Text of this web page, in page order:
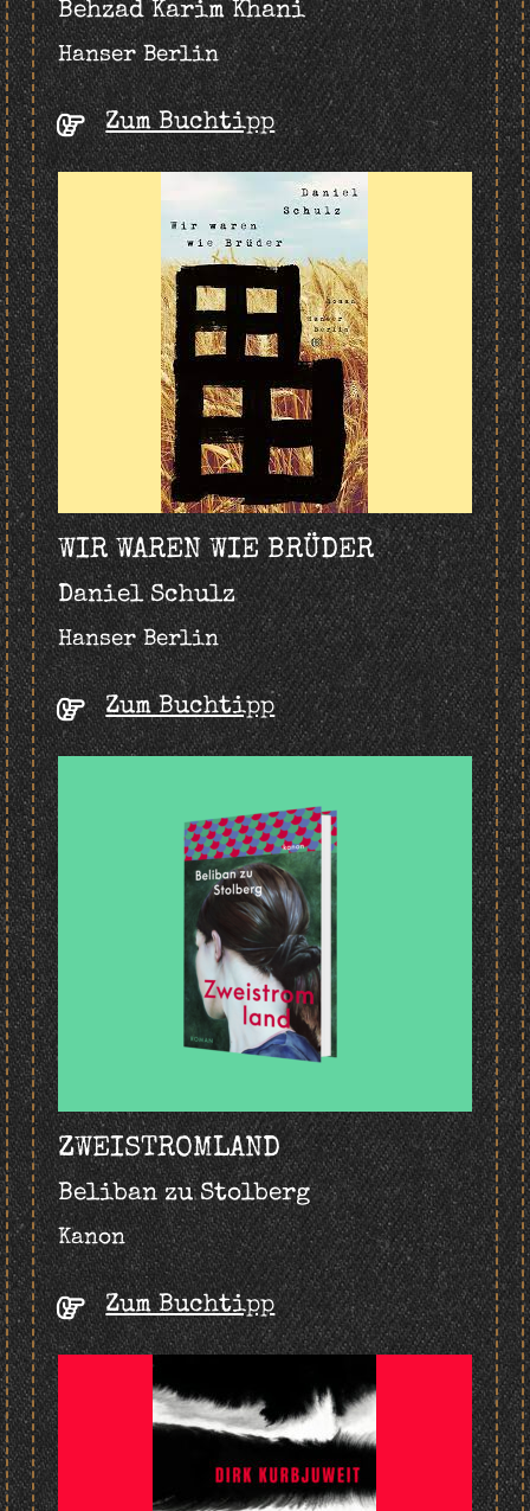
Behzad Karim Khani
Hanser Berlin
Zum Buchtipp
WIR WAREN WIE BRÜDER
Daniel Schulz
Hanser Berlin
Zum Buchtipp
ZWEISTROMLAND
Beliban zu Stolberg
Kanon
Zum Buchtipp